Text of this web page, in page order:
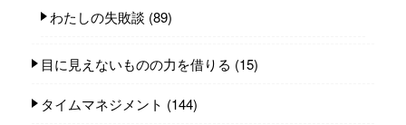
わたしの失敗談 (89)
目に見えないものの力を借りる (15)
タイムマネジメント (144)